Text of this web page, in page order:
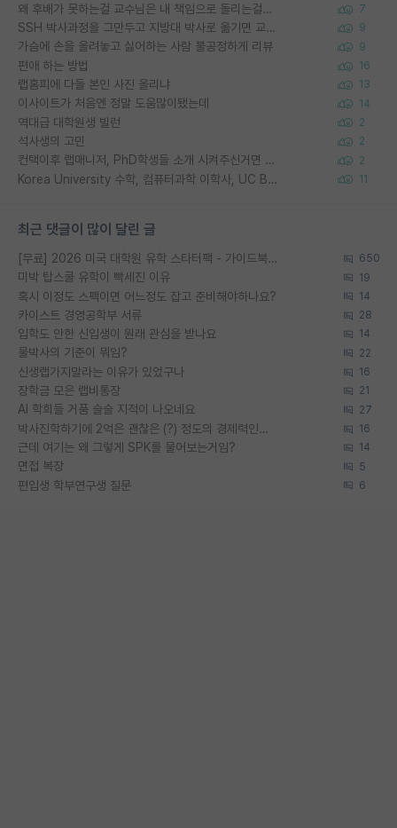
왜 후배가 못하는걸 교수님은 내 책임으로 돌리는걸까요? 7
SSH 박사과정을 그만두고 지방대 박사로 옮기면 교수의 꿈은 끝일까요? 9
가슴에 손을 올려놓고 싫어하는 사람 불공정하게 리뷰 9
편애 하는 방법 16
랩홈피에 다들 본인 사진 올리냐 13
이사이트가 처음엔 정말 도움많이됐는데 14
역대급 대학원생 빌런 2
석사생의 고민 2
컨택이후 랩매니저, PhD학생들 소개 시켜주신거면 거의 컨펌에 가깝나요? 2
Korea University 수학, 컴퓨터과학 이학사, UC Berkeley 산업공학 대학원 공학박사가 되는 것은 쉽지 않겠죠? 11
최근 댓글이 많이 달린 글
[무료] 2026 미국 대학원 유학 스타터팩 - 가이드북 & 합격자 컨택메일 템플릿 650
미박 탑스쿨 유학이 빡세진 이유 19
혹시 이정도 스펙이면 어느정도 잡고 준비해야하나요? 14
카이스트 경영공학부 서류 28
입학도 안한 신입생이 원래 관심을 받나요 14
물박사의 기준이 뭐임? 22
신생랩가지말라는 이유가 있었구나 16
장학금 모은 랩비통장 21
AI 학회들 거품 슬슬 지적이 나오네요 27
박사진학하기에 2억은 괜찮은 (?) 정도의 경제력인가요 16
근데 여기는 왜 그렇게 SPK를 물어보는거임? 14
면접 복장 5
편입생 학부연구생 질문 6